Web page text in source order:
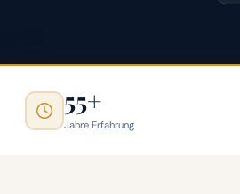
55+
Jahre Erfahrung